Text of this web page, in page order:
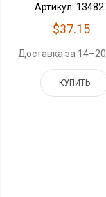
Артикул:
$37.15
Доставка за
КУПИТЬ